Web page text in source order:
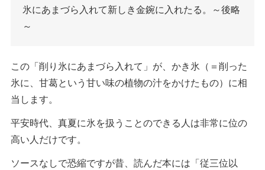
氷にあまづら入れて新しき金鋺に入れたる。～後略
～
この「削り氷にあまづら入れて」が、かき氷（＝削った
氷に、甘葛という甘い味の植物の汁をかけたもの）に相
当します。
平安時代、真夏に氷を扱うことのできる人は非常に位の
高い人だけです。
ソースなしで恐縮ですが昔、読んだ本には「従三位以